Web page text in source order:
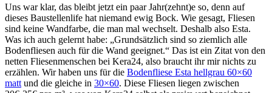
Uns war klar, das bleibt jetzt ein paar Jahr(zehnt)e so, denn auf
dieses Baustellenlife hat niemand ewig Bock. Wie gesagt, Fliesen
sind keine Wandfarbe, die man mal wechselt. Deshalb also Esta.
Was ich auch gelernt habe: „Grundsätzlich sind so ziemlich alle
Bodenfliesen auch für die Wand geeignet.“ Das ist ein Zitat von den
netten Fliesenmenschen bei Kera24, also braucht ihr mir nichts zu
erzählen. Wir haben uns für die Bodenfliese Esta hellgrau 60×60
matt und die gleiche in 30×60. Diese Fliesen liegen zwischen